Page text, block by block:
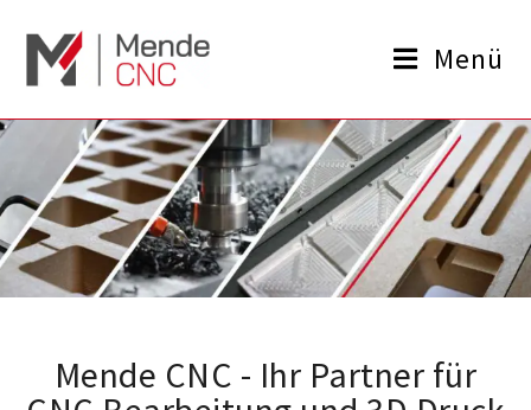
Menü
Mende CNC - Ihr Partner für